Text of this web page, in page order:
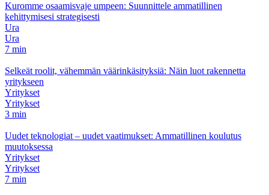
Kuromme osaamisvaje umpeen: Suunnittele ammatillinen
kehittymisesi strategisesti
Ura
Ura
7 min
Selkeät roolit, vähemmän väärinkäsityksiä: Näin luot rakennetta
yritykseen
Yritykset
Yritykset
3 min
Uudet teknologiat – uudet vaatimukset: Ammatillinen koulutus
muutoksessa
Yritykset
Yritykset
7 min